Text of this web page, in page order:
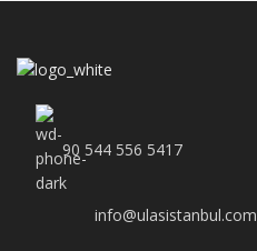
90 544 556 5417
info@ulasistanbul.com